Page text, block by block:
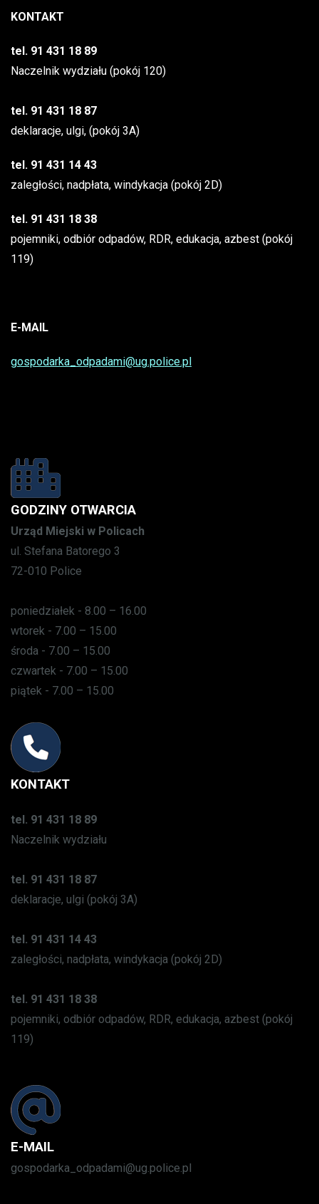
KONTAKT
tel. 91 431 18 89
Naczelnik wydziału (pokój 120)
tel. 91 431 18 87
deklaracje, ulgi, (pokój 3A)
tel. 91 431 14 43
zaległości, nadpłata, windykacja (pokój 2D)
tel. 91 431 18 38
pojemniki, odbiór odpadów, RDR, edukacja, azbest (pokój
119)
E-MAIL
gospodarka_odpadami@ug.police.pl
GODZINY OTWARCIA
Urząd Miejski w Policach
ul. Stefana Batorego 3
72-010 Police
poniedziałek - 8.00 – 16.00
wtorek - 7.00 – 15.00
środa - 7.00 – 15.00
czwartek - 7.00 – 15.00
piątek - 7.00 – 15.00
KONTAKT
tel. 91 431 18 89
Naczelnik wydziału
tel. 91 431 18 87
deklaracje, ulgi (pokój 3A)
tel. 91 431 14 43
zaległości, nadpłata, windykacja (pokój 2D)
tel. 91 431 18 38
pojemniki, odbiór odpadów, RDR, edukacja, azbest (pokój
119)
E-MAIL
gospodarka_odpadami@ug.police.pl